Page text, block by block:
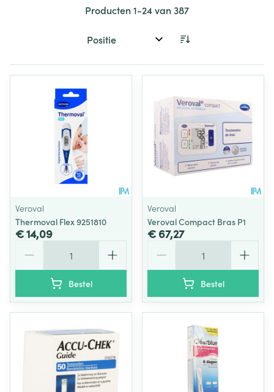
Producten1-24van387
Sorteer op:
Veroval
Thermoval Flex 9251810
€ 14,09
Bestel
Veroval
Veroval Compact Bras P1
€ 67,27
Bestel